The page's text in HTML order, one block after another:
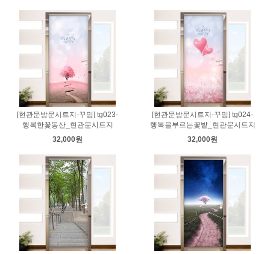
[현관문방문시트지-꾸밈] tg023-
행복한꽃동산_현관문시트지
32,000원
[현관문방문시트지-꾸밈] tg024-
행복을부르는꽃밭_현관문시트지
32,000원